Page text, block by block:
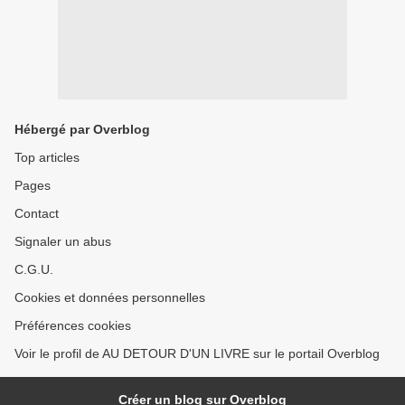
Hébergé par Overblog
Top articles
Pages
Contact
Signaler un abus
C.G.U.
Cookies et données personnelles
Préférences cookies
Voir le profil de AU DETOUR D'UN LIVRE sur le portail Overblog
Créer un blog sur Overblog